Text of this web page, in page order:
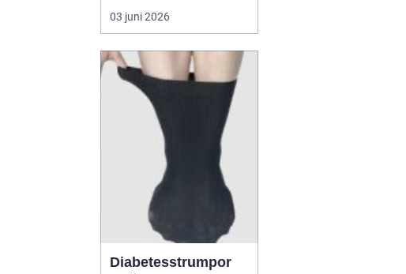
pyttesmå, huden är mjuk
och varje liten rynka
föräldrar vill fånga den
här tiden på ett sätt som
håller längre än
mobilbilder. Ett
fotavt...
03 juni 2026
Diabetesstrumpor